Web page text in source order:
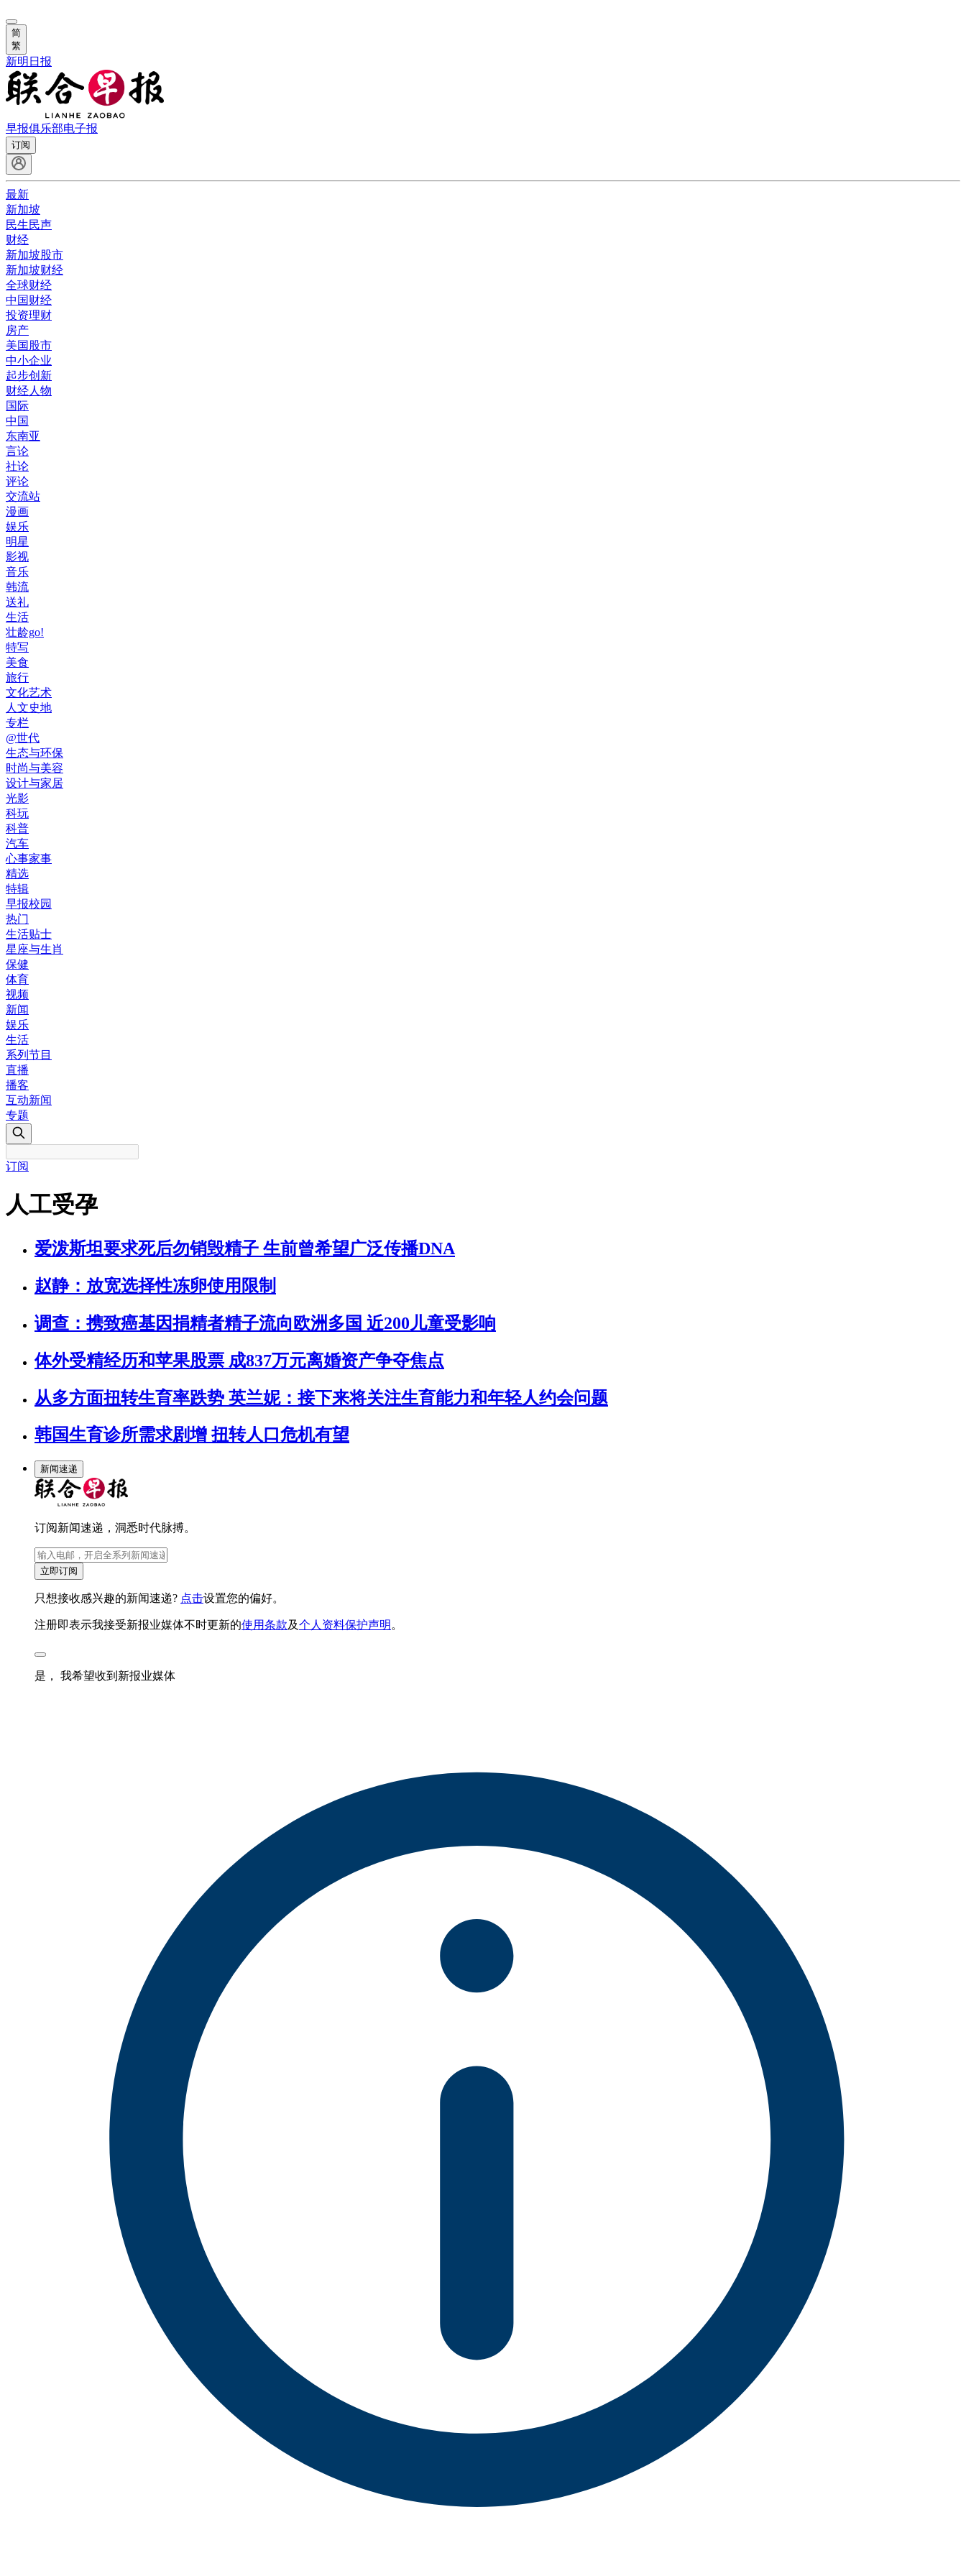
简
繁
新明日报
早报俱乐部电子报
订阅
最新
新加坡
民生民声
财经
新加坡股市
新加坡财经
全球财经
中国财经
投资理财
房产
美国股市
中小企业
起步创新
财经人物
国际
中国
东南亚
言论
社论
评论
交流站
漫画
娱乐
明星
影视
音乐
韩流
送礼
生活
壮龄go!
特写
美食
旅行
文化艺术
人文史地
专栏
@世代
生态与环保
时尚与美容
设计与家居
光影
科玩
科普
汽车
心事家事
精选
特辑
早报校园
热门
生活贴士
星座与生肖
保健
体育
视频
新闻
娱乐
生活
系列节目
直播
播客
互动新闻
专题
订阅
人工受孕
爱泼斯坦要求死后勿销毁精子 生前曾希望广泛传播DNA
赵静：放宽选择性冻卵使用限制
调查：携致癌基因捐精者精子流向欧洲多国 近200儿童受影响
体外受精经历和苹果股票 成837万元离婚资产争夺焦点
从多方面扭转生育率跌势 英兰妮：接下来将关注生育能力和年轻人约会问题
韩国生育诊所需求剧增 扭转人口危机有望
新闻速递
订阅新闻速递，洞悉时代脉搏。
立即订阅
只想接收感兴趣的新闻速递? 点击设置您的偏好。
注册即表示我接受新报业媒体不时更新的使用条款及个人资料保护声明 。
是， 我希望收到新报业媒体